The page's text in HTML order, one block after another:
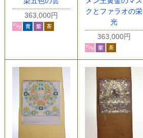
363,000円
クとファラオの栄
光
363,000円